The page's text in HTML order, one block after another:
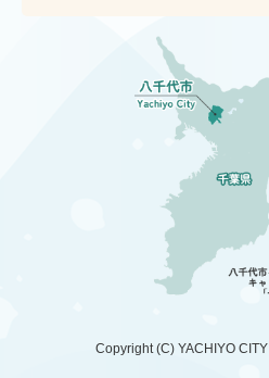
Copyright (C) YACHIYO CITY